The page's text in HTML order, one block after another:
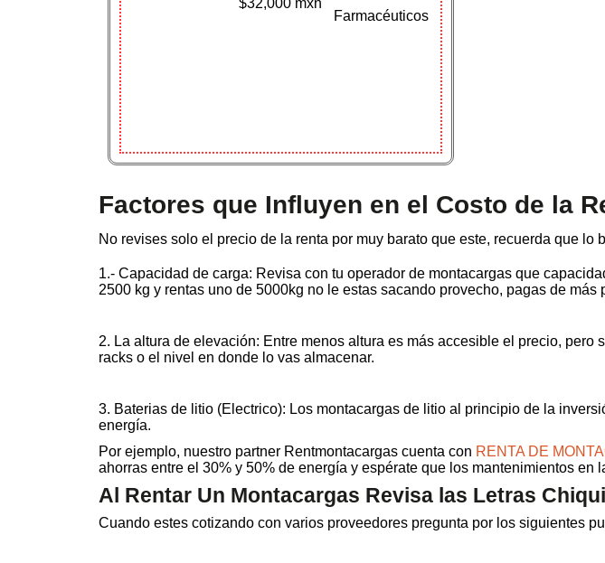
Farmacéuticos
Factores que Influyen en el Costo de la
No revises solo el precio de la renta por muy barato que este, recuerda que
1.- Capacidad de carga: Revisa con tu operador de montacargas que
2500 kg y rentas uno de 5000kg no le estas sacando provecho, pagas de más
2. La altura de elevación: Entre menos altura es más accesible el precio,
racks o el nivel en donde lo vas almacenar.
3. Baterias de litio (Electrico): Los montacargas de litio al principio de la
energía.
Por ejemplo, nuestro partner Rentmontacargas cuenta con RENTA DE
ahorras entre el 30% y 50% de energía y espérate que los mantenimientos
Al Rentar Un Montacargas Revisa las Letras
Cuando estes cotizando con varios proveedores pregunta por los siguientes